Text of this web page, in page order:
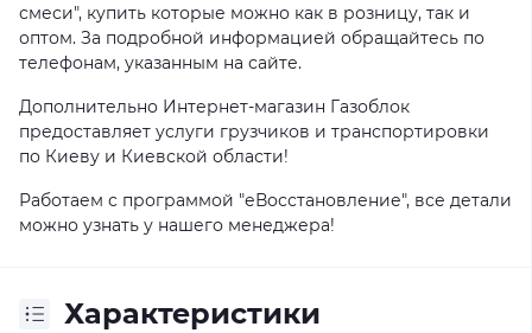
смеси", купить которые можно как в розницу, так и
оптом. За подробной информацией обращайтесь по
телефонам, указанным на сайте.
Дополнительно Интернет-магазин Газоблок
предоставляет услуги грузчиков и транспортировки
по Киеву и Киевской области!
Работаем с программой "еВосстановление", все детали
можно узнать у нашего менеджера!
Характеристики